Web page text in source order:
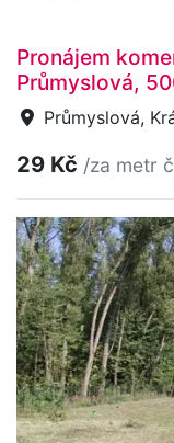
Pronájem
Průmyslová,
Průmyslová,
29 Kč /za metr